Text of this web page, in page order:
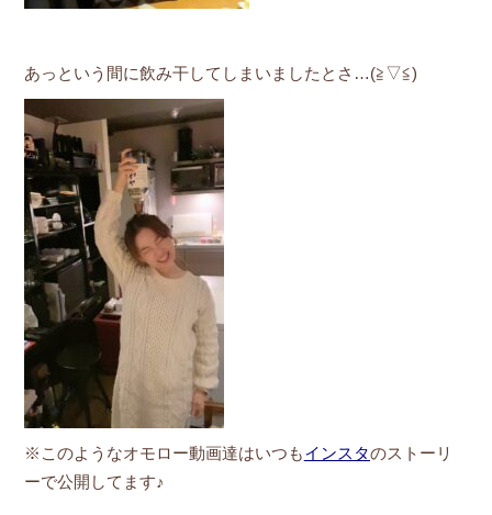
あっという間に飲み干してしまいましたとさ…(≧▽≦)
※このようなオモロー動画達はいつもインスタのストーリ
ーで公開してます♪